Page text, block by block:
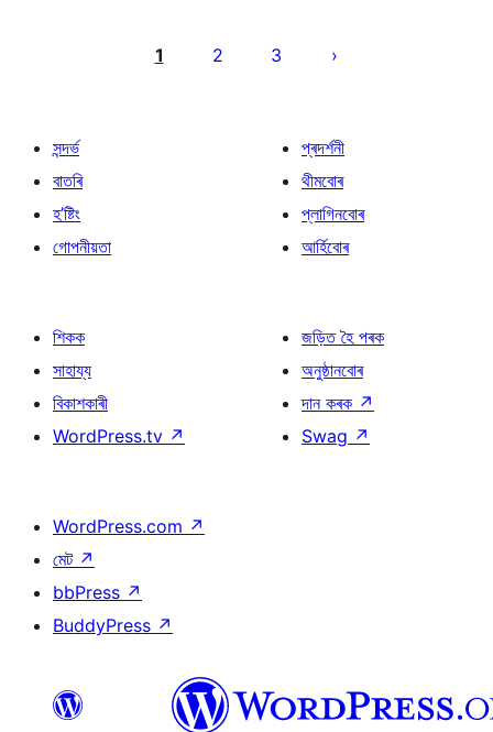
পৃষ্ঠাকৰণ
1 2 3
সন্দৰ্ভ
বাতৰি
হ’ষ্টিং
গোপনীয়তা
প্ৰদৰ্শনী
থীমবোৰ
প্লাগিনবোৰ
আৰ্হিবোৰ
শিকক
সাহায্য
বিকাশকাৰী
WordPress.tv ↗
জড়িত হৈ পৰক
অনুষ্ঠানবোৰ
দান কৰক ↗
Swag ↗
WordPress.com ↗
মেট ↗
bbPress ↗
BuddyPress ↗